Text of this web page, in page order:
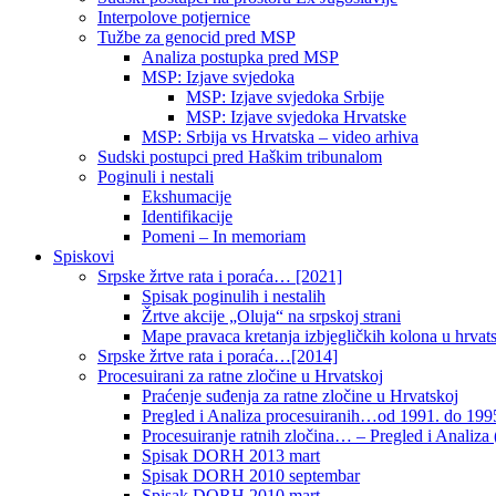
Interpolove potjernice
Tužbe za genocid pred MSP
Analiza postupka pred MSP
MSP: Izjave svjedoka
MSP: Izjave svjedoka Srbije
MSP: Izjave svjedoka Hrvatske
MSP: Srbija vs Hrvatska – video arhiva
Sudski postupci pred Haškim tribunalom
Poginuli i nestali
Ekshumacije
Identifikacije
Pomeni – In memoriam
Spiskovi
Srpske žrtve rata i poraća… [2021]
Spisak poginulih i nestalih
Žrtve akcije „Oluja“ na srpskoj strani
Mape pravaca kretanja izbjegličkih kolona u
Srpske žrtve rata i poraća…[2014]
Procesuirani za ratne zločine u Hrvatskoj
Praćenje suđenja za ratne zločine u Hrvatskoj
Pregled i Analiza procesuiranih…od 1991. do
Procesuiranje ratnih zločina… – Pregled i Analiza
Spisak DORH 2013 mart
Spisak DORH 2010 septembar